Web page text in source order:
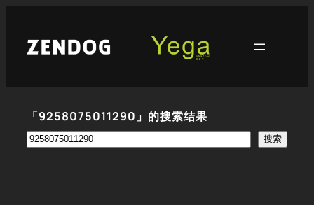
「9258075011290」的搜索结果
搜
搜索